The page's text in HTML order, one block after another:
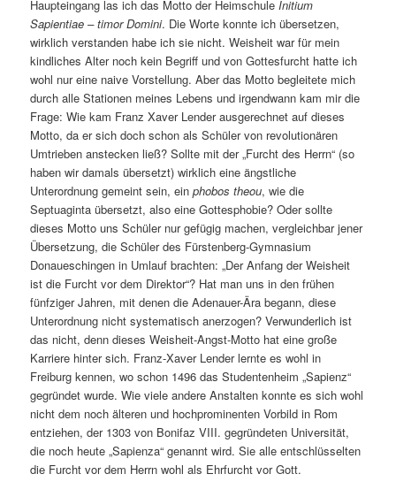
Haupteingang las ich das Motto der HeimschuleInitium
Sapientiae – timor Domini. Die Worte konnte ich übersetzen,
wirklich verstanden habe ich sie nicht. Weisheit war für mein
kindliches Alter noch kein Begriff und von Gottesfurcht hatte ich
wohl nur eine naive Vorstellung. Aber das Motto begleitete mich
durch alle Stationen meines Lebens und irgendwann kam mir die
Frage: Wie kam Franz Xaver Lender ausgerechnet auf dieses
Motto, da er sich doch schon als Schüler von revolutionären
Umtrieben anstecken ließ? Sollte mit der „Furcht des Herrn“ (so
haben wir damals übersetzt) wirklich eine ängstliche
Unterordnung gemeint sein, einphobos theou, wie die
Septuaginta übersetzt, also eine Gottesphobie? Oder sollte
dieses Motto uns Schüler nur gefügig machen, vergleichbar jener
Übersetzung, die Schüler des Fürstenberg-Gymnasium
Donaueschingen in Umlauf brachten: „Der Anfang der Weisheit
ist die Furcht vor dem Direktor“? Hat man uns in den frühen
fünfziger Jahren, mit denen die Adenauer-Ära begann, diese
Unterordnung nicht systematisch anerzogen? Verwunderlich ist
das nicht, denn dieses Weisheit-Angst-Motto hat eine große
Karriere hinter sich. Franz-Xaver Lender lernte es wohl in
Freiburg kennen, wo schon 1496 das Studentenheim „Sapienz“
gegründet wurde. Wie viele andere Anstalten konnte es sich wohl
nicht dem noch älteren und hochprominenten Vorbild in Rom
entziehen, der 1303 von Bonifaz VIII. gegründeten Universität,
die noch heute „Sapienza“ genannt wird. Sie alle entschlüsselten
die Furcht vor dem Herrn wohl als Ehrfurcht vor Gott.